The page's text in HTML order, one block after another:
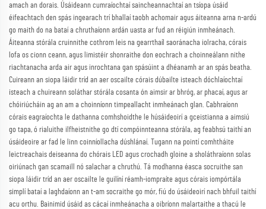
amach an dorais. Úsáideann cumraíochtaí saincheannachtaí an tsíopa úsáid
éifeachtach den spás ingearach trí bhallaí taobh achomair agus áiteanna arna n-ardú
go maith do na bataí a chruthaíonn ardán uasta ar fud an réigiún inmheánach.
Áiteanna stórála cruinnithe cothrom leis na gearrthaíl saoránacha iolracha, córais
lofa os cionn ceann, agus limistéir shonraithe don eochrach a choinneálann nithe
riachtanacha arda air agus inrochtana gan spásúint a dhéanamh ar an spás beatha.
Cuireann an siopa láidir tríd an aer oscailte córais dúbailte isteach dóchlaíochtaí
isteach a chuireann soláthar stórála cosanta ón aimsir ar bhróg, ar phacaí, agus ar
chóiriúcháin ag an am a choinníonn timpeallacht inmheánach glan. Cabhraíonn
córais eagraíochta le dathanna comhshoidthe le húsáideoirí a gceistianna a aimsiú
go tapa, ó rialuithe ilfheistnithe go dtí compóinnteanna stórála, ag feabhsú taithí an
úsáideoire ar fad le linn coinníollacha dúshlánaí. Tugann na pointí comhtháite
leictreachais deiseanna do chórais LED agus crochadh gloine a sholáthraíonn solas
oiriúnach gan scamaill nó salachar a chruthú. Tá modhanna éasca socruithe san
siopa láidir tríd an aer oscailte le guilíní réamh-iompraíte agus córais iompórtála
simplí bataí a laghdaíonn an t-am socraithe go mór, fiú do úsáideoirí nach bhfuil taithí
acu orthu. Bainimid úsáid as cácaí inmheánacha a oibríonn malartaithe a thacú le